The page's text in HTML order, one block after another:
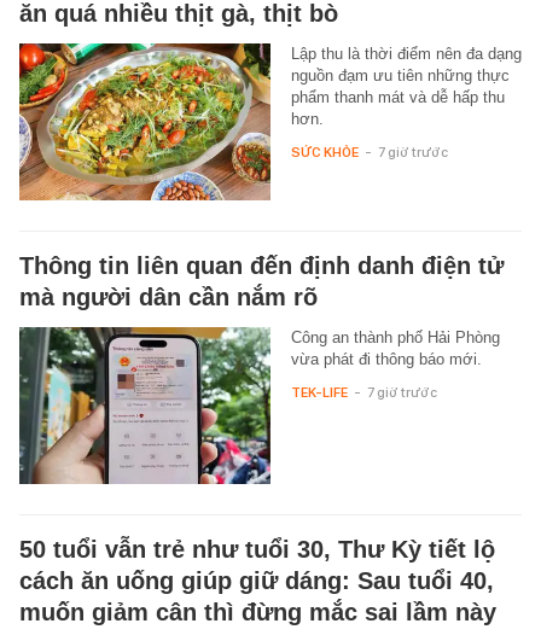
ăn quá nhiều thịt gà, thịt bò
Lập thu là thời điểm nên đa dạng
nguồn đạm ưu tiên những thực
phẩm thanh mát và dễ hấp thu
hơn.
SỨC KHỎE - 7 giờ trước
Thông tin liên quan đến định danh điện tử
mà người dân cần nắm rõ
Công an thành phố Hải Phòng
vừa phát đi thông báo mới.
TEK-LIFE - 7 giờ trước
50 tuổi vẫn trẻ như tuổi 30, Thư Kỳ tiết lộ
cách ăn uống giúp giữ dáng: Sau tuổi 40,
muốn giảm cân thì đừng mắc sai lầm này